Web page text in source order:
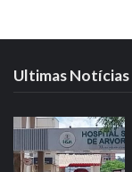
Ultimas Notícias